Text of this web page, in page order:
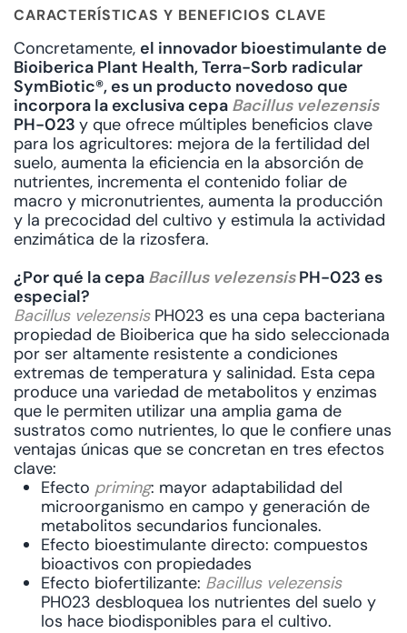
CARACTERÍSTICAS Y BENEFICIOS CLAVE
Concretamente, el innovador bioestimulante de
Bioiberica Plant Health, Terra-Sorb radicular
SymBiotic®, es un producto novedoso que
incorpora la exclusiva cepa Bacillus velezensis
PH-023 y que ofrece múltiples beneficios clave
para los agricultores: mejora de la fertilidad del
suelo, aumenta la eficiencia en la absorción de
nutrientes, incrementa el contenido foliar de
macro y micronutrientes, aumenta la producción
y la precocidad del cultivo y estimula la actividad
enzimática de la rizosfera.
¿Por qué la cepa Bacillus velezensisPH-023 es
especial?
Bacillus velezensis PH023 es una cepa bacteriana
propiedad de Bioiberica que ha sido seleccionada
por ser altamente resistente a condiciones
extremas de temperatura y salinidad. Esta cepa
produce una variedad de metabolitos y enzimas
que le permiten utilizar una amplia gama de
sustratos como nutrientes, lo que le confiere unas
ventajas únicas que se concretan en tres efectos
clave:
Efecto priming: mayor adaptabilidad del
microorganismo en campo y generación de
metabolitos secundarios funcionales.
Efecto bioestimulante directo: compuestos
bioactivos con propiedades
Efecto biofertilizante: Bacillus velezensis
PH023 desbloquea los nutrientes del suelo y
los hace biodisponibles para el cultivo.